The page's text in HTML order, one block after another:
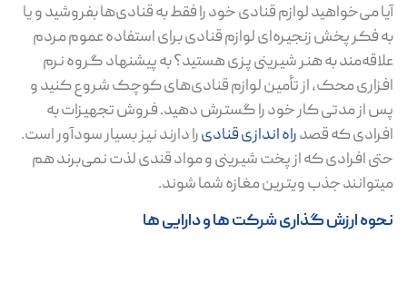
آیا می‌خواهید لوازم قنادی خود را فقط به قنادی‌ها بفروشید و یا
به فکر پخش زنجیره‌ای لوازم قنادی برای استفاده عموم مردم
علاقه‌مند به هنر شیرینی پزی هستید؟ به پیشنهاد گروه نرم
افزاری محک، از تأمین لوازم قنادی‌های کوچک شروع کنید و
پس از مدتی کار خود را گسترش دهید. فروش تجهیزات به
افرادی که قصدراه اندازی قنادیرا دارند نیز بسیار سودآور است.
حتی افرادی که از پخت شیرینی و مواد قندی لذت نمی‌برند هم
میتوانند جذب ویترین مغازه شما شوند.
نحوه ارزش گذاری شرکت ها و دارایی ها